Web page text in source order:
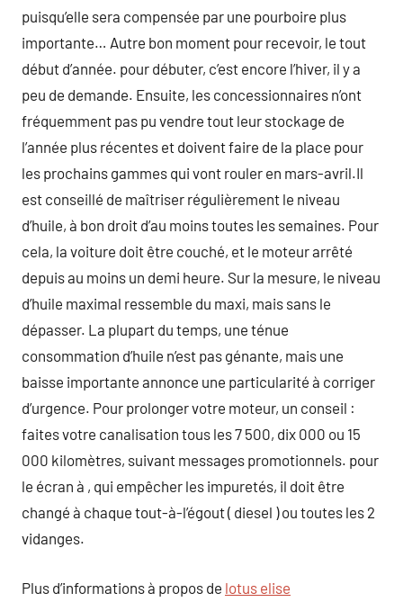
puisqu’elle sera compensée par une pourboire plus
importante… Autre bon moment pour recevoir, le tout
début d’année. pour débuter, c’est encore l’hiver, il y a
peu de demande. Ensuite, les concessionnaires n’ont
fréquemment pas pu vendre tout leur stockage de
l’année plus récentes et doivent faire de la place pour
les prochains gammes qui vont rouler en mars-avril.Il
est conseillé de maîtriser régulièrement le niveau
d’huile, à bon droit d’au moins toutes les semaines. Pour
cela, la voiture doit être couché, et le moteur arrêté
depuis au moins un demi heure. Sur la mesure, le niveau
d’huile maximal ressemble du maxi, mais sans le
dépasser. La plupart du temps, une ténue
consommation d’huile n’est pas génante, mais une
baisse importante annonce une particularité à corriger
d’urgence. Pour prolonger votre moteur, un conseil :
faites votre canalisation tous les 7 500, dix 000 ou 15
000 kilomètres, suivant messages promotionnels. pour
le écran à , qui empêcher les impuretés, il doit être
changé à chaque tout-à-l’égout ( diesel ) ou toutes les 2
vidanges.
Plus d’informations à propos de lotus elise